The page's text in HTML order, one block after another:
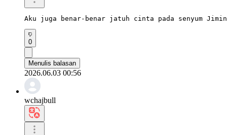
Aku juga benar-benar jatuh cinta pada senyum
0
Menulis balasan
2026.06.03 00:56
wchajbull